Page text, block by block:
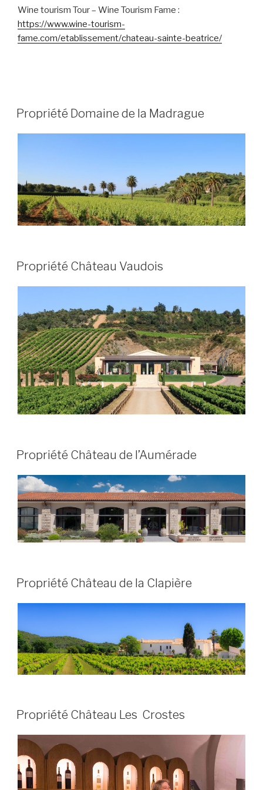
Wine tourism Tour – Wine Tourism Fame :
https://www.wine-tourism-
fame.com/etablissement/chateau-sainte-beatrice/
PUBLIÉ
LE
Propriété Domaine de la Madrague
PUBLIÉ
LE
Propriété Château Vaudois
PUBLIÉ
LE
Propriété Château de l’Aumérade
PUBLIÉ
LE
Propriété Château de la Clapière
PUBLIÉ
LE
Propriété Château Les Crostes